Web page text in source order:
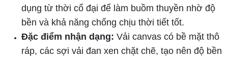
dụng từ thời cổ đại để làm buồm thuyền nhờ độ
bền và khả năng chống chịu thời tiết tốt.
Đặc điểm nhận dạng: Vải canvas có bề mặt thô
ráp, các sợi vải đan xen chặt chẽ, tạo nên độ bền